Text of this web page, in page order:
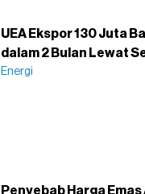
UEA Ekspor 130 Juta
dalam 2 Bulan Lewat
Energi
Penyebab Harga Emas